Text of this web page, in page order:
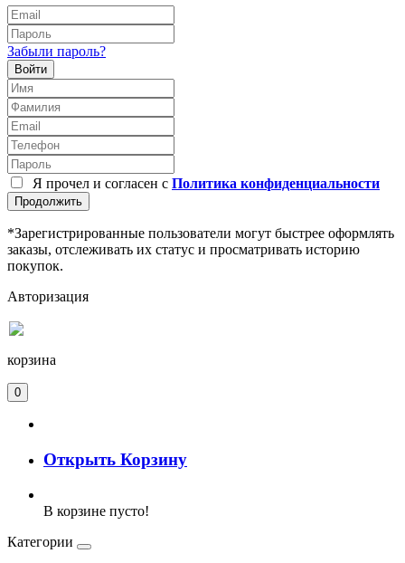
Забыли пароль?
Войти
Я прочел и согласен с Политика конфиденциальности
Продолжить
*Зарегистрированные пользователи могут быстрее оформлять
заказы, отслеживать их статус и просматривать историю
покупок.
Авторизация
корзина
0
Открыть Корзину
В корзине пусто!
Категории